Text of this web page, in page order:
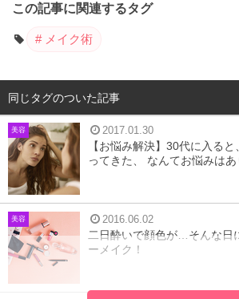
この記事に関連するタグ
メイク術
同じタグのついた記事
美容 2017.01.30
【お悩み解決】30代に入ると
ってきた、 なんてお悩みはあ
美容 2016.06.02
二日酔いで顔色が…そんな日
ーメイク！